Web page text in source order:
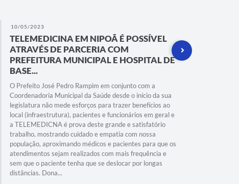
10/05/2023
TELEMEDICINA EM NIPOÃ É POSSÍVEL
ATRAVÉS DE PARCERIA COM
PREFEITURA MUNICIPAL E HOSPITAL DE
BASE...
O Prefeito José Pedro Rampim em conjunto com a
Coordenadoria Municipal da Saúde desde o início da sua
legislatura não mede esforços para trazer benefícios ao
local (infraestrutura), pacientes e funcionários em geral e
a TELEMEDICNA é prova deste grande e satisfatório
trabalho, mostrando cuidado e empatia com nossa
população, aproximando médicos e pacientes para que os
atendimentos sejam realizados com mais frequência e
sem que o paciente tenha que se deslocar por longas
distâncias. Dona...